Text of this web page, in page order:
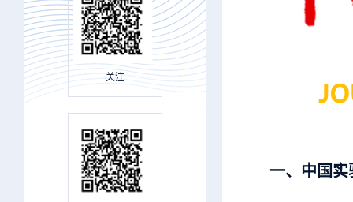
关注
一、中国